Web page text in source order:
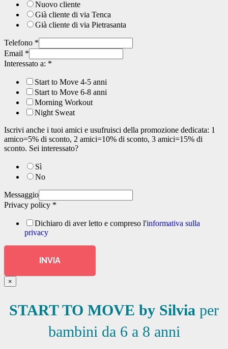
Nuovo cliente
Già cliente di via Tenca
Già cliente di via Pietrasanta
Telefono *
Email *
Interessato a: *
Start to Move 4-5 anni
Start to Move 6-8 anni
Morning Workout
Night Sweat
Iscrivi anche i tuoi amici e usufruisci della promozione dedicata: 1
amico=5% di sconto, 2 amici=10% di sconto, 3 amici=15% di
sconto. Sei interessato?
Sì
No
Messaggio
Privacy policy *
Dichiaro di aver letto e compreso l'informativa sulla
privacy
INVIA
×
START TO MOVE by Silvia per
bambini da 6 a 8 anni